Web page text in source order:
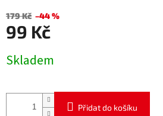
179 Kč –44 %
99 Kč
cena:
Skladem
Přidat do košíku